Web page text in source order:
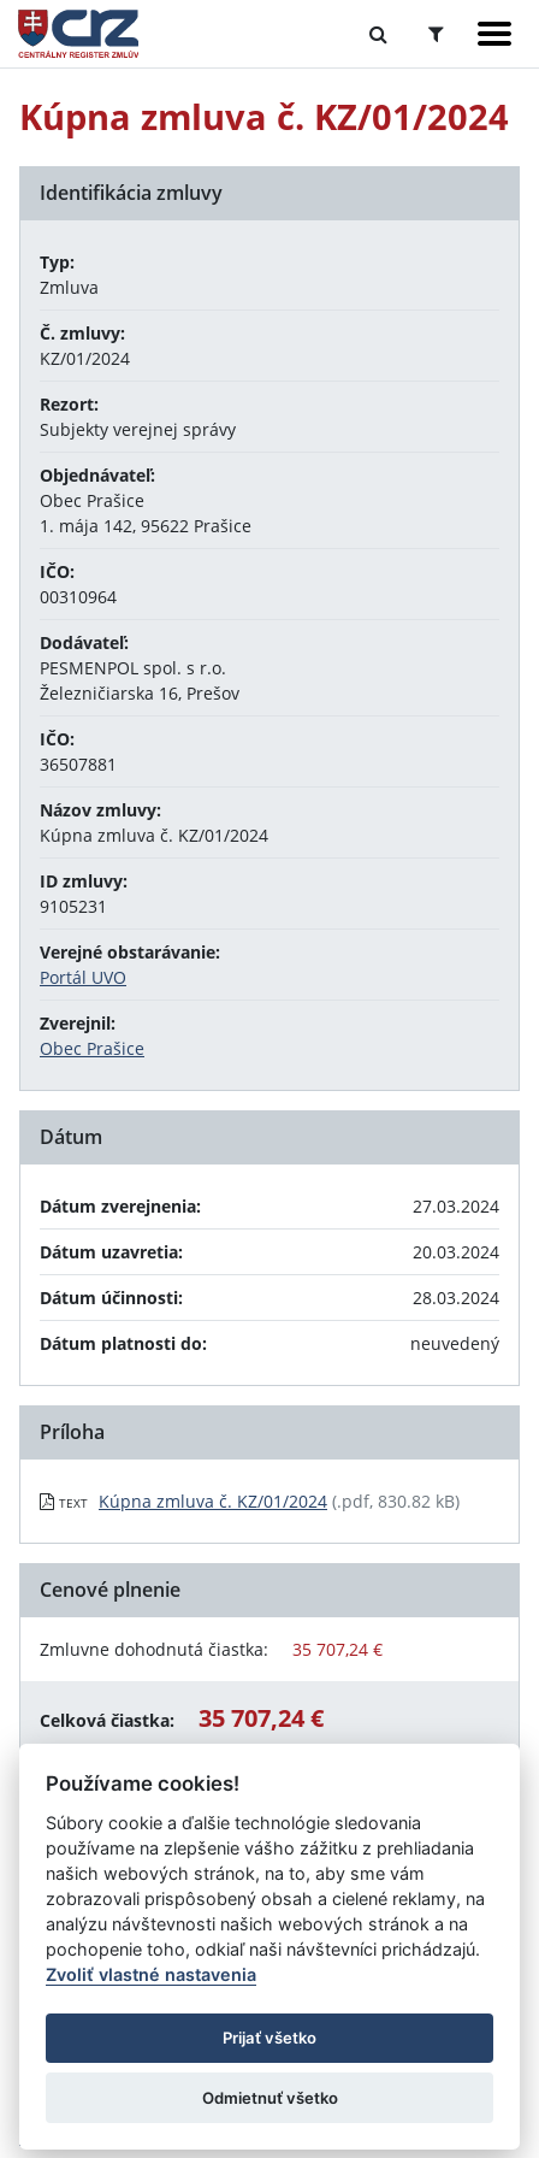
Kúpna zmluva č. KZ/01/2024
Identifikácia zmluvy
Typ:
Zmluva
Č. zmluvy:
KZ/01/2024
Rezort:
Subjekty verejnej správy
Objednávateľ:
Obec Prašice
1. mája 142, 95622 Prašice
IČO:
00310964
Dodávateľ:
PESMENPOL spol. s r.o.
Železničiarska 16, Prešov
IČO:
36507881
Názov zmluvy:
Kúpna zmluva č. KZ/01/2024
ID zmluvy:
9105231
Verejné obstarávanie:
Portál UVO
Zverejnil:
Obec Prašice
Dátum
Dátum zverejnenia:
27.03.2024
Dátum uzavretia:
20.03.2024
Dátum účinnosti:
28.03.2024
Dátum platnosti do:
neuvedený
Príloha
TEXT Kúpna zmluva č. KZ/01/2024 (.pdf, 830.82 kB)
Cenové plnenie
Zmluvne dohodnutá čiastka: 35 707,24 €
Celková čiastka: 35 707,24 €
Návrat späť
Vystavil:Obec Prašice
Úrad vlády SR
- Všetky práva vyhradené
Prehlásenie o prístupnosti
Zmluvy do 31.12.2010
Nastavenia cookies
: Aglo Solutions
Používame cookies!
Súbory cookie a ďalšie technológie sledovania
používame na zlepšenie vášho zážitku z prehliadania
našich webových stránok, na to, aby sme vám
zobrazovali prispôsobený obsah a cielené reklamy, na
analýzu návštevnosti našich webových stránok a na
pochopenie toho, odkiaľ naši návštevníci prichádzajú.
Zvoliť vlastné nastavenia
Prijať všetko
Odmietnuť všetko